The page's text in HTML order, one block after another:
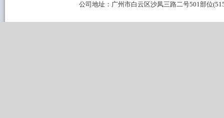
公司地址：广州市白云区沙凤三路二号501部位